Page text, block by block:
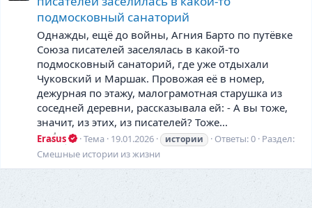
подмосковный санаторий
Однажды, ещё до войны, Агния Барто по путёвке
Союза писателей заселялась в какой-то
подмосковный санаторий, где уже отдыхали
Чуковский и Маршак. Провожая её в номер,
дежурная по этажу, малограмотная старушка из
соседней деревни, рассказывала ей: - А вы тоже,
значит, из этих, из писателей? Тоже...
Erasus Тема 19.01.2026 истории Ответы: 0 Раздел:
Смешные истории из жизни